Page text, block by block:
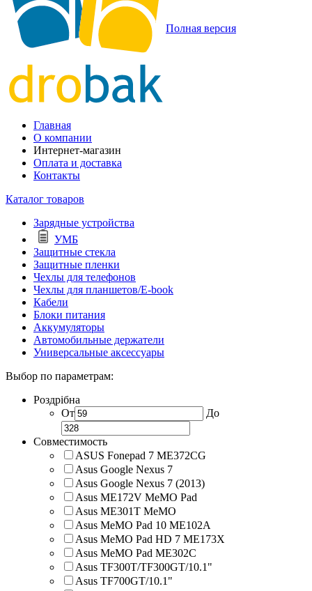
Полная версия
Главная
О компании
Интернет-магазин
Оплата и доставка
Контакты
Каталог товаров
Зарядные устройства
УМБ
Защитные стекла
Защитные пленки
Чехлы для телефонов
Чехлы для планшетов/E-book
Кабели
Блоки питания
Аккумуляторы
Автомобильные держатели
Универсальные аксессуары
Выбор по параметрам:
Роздрібна
От
До
Совместимость
ASUS Fonepad 7 ME372CG
Asus Google Nexus 7
Asus Google Nexus 7 (2013)
Asus ME172V MeMO Pad
Asus ME301T MeMO
Asus MeMO Pad 10 ME102A
Asus MeMO Pad HD 7 ME173X
Asus MeMO Pad ME302C
Asus TF300T/TF300GT/10.1"
Asus TF700GT/10.1"